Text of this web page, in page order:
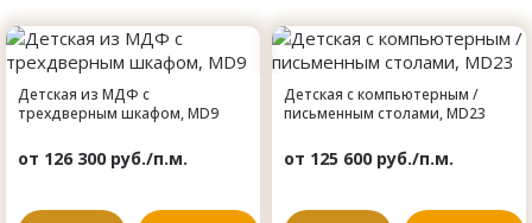
Детская из МДФ с
трехдверным шкафом, MD9
от 126 300 руб./п.м.
Детская с компьютерным /
письменным столами, MD23
от 125 600 руб./п.м.